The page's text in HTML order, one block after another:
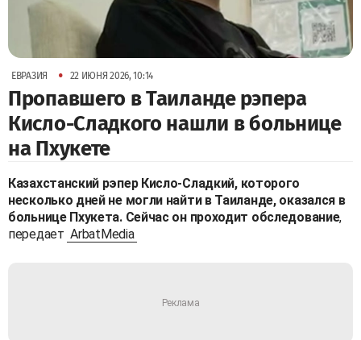
ЕВРАЗИЯ • 22 ИЮНЯ 2026, 10:14
Пропавшего в Таиланде рэпера
Кисло-Сладкого нашли в больнице
на Пхукете
Казахстанский рэпер Кисло-Сладкий, которого
несколько дней не могли найти в Таиланде, оказался в
больнице Пхукета. Сейчас он проходит обследование,
передает ArbatMedia